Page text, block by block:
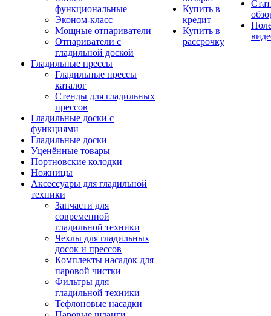
функциональные
Эконом-класс
Мощные отпариватели
Отпариватели с
гладильной доской
Гладильные прессы
Гладильные прессы
каталог
Стенды для гладильных
прессов
Гладильные доски с
функциями
Гладильные доски
Уценённые товары
Портновские колодки
Ножницы
Аксессуары для гладильной
техники
Запчасти для
современной
гладильной техники
Чехлы для гладильных
досок и прессов
Комплекты насадок для
паровой чистки
Фильтры для
гладильной техники
Тефлоновые насадки
Купить в
кредит
Купить в
рассрочку